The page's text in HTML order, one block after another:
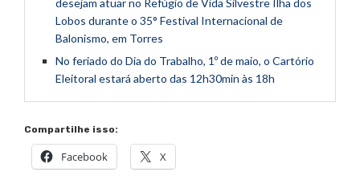
desejam atuar no Refúgio de Vida Silvestre Ilha dos
Lobos durante o 35° Festival Internacional de
Balonismo, em Torres
No feriado do Dia do Trabalho, 1º de maio, o Cartório
Eleitoral estará aberto das 12h30min às 18h
Compartilhe isso:
Facebook X